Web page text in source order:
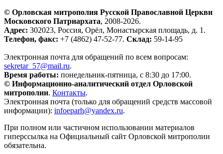
© Орловская митрополия Русской Православной Церкви
Московского Патриархата, 2008-2026.
Адрес: 302023, Россия, Орёл, Монастырская площадь, д. 1.
Телефон, факс: +7 (4862) 47-52-77. Склад: 59-14-95
Электронная почта для обращений по всем вопросам:
sekretar_57@mail.ru.
Время работы: понедельник-пятница, с 8:30 до 17:00.
© Информационно-аналитический отдел Орловской
митрополии. Контакты.
Электронная почта (только для обращений средств массовой
информации): infoeparh@yandex.ru.
При полном или частичном использовании материалов
гиперссылка на Официальный сайт Орловской митрополии
обязательна.